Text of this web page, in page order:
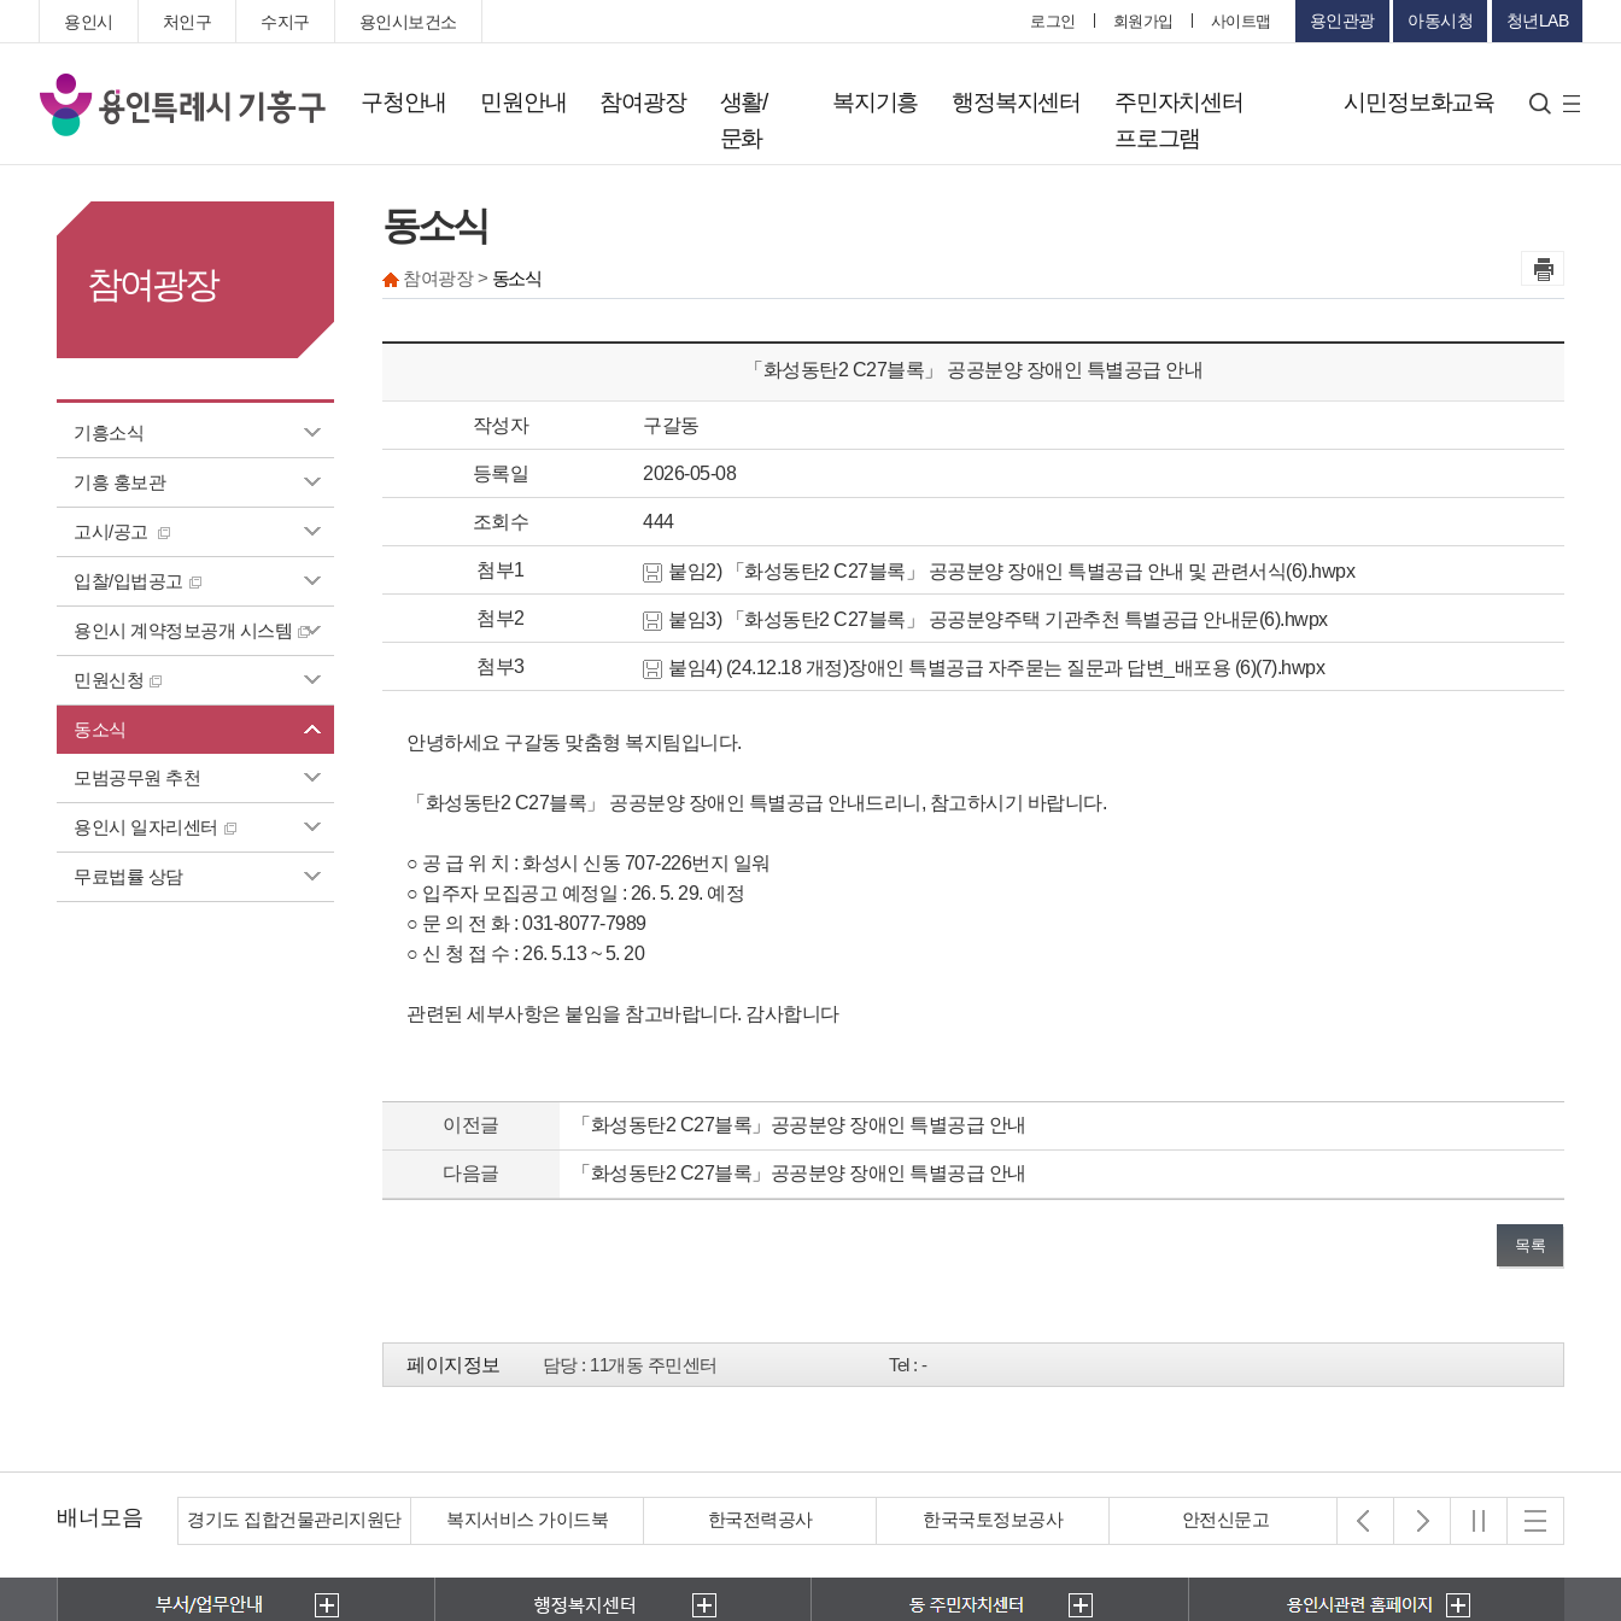
용인시 처인구 수지구 용인시보건소 로그인 회원가입 사이트맵 용인관광 아동시청 청년LAB
기
흥
구청안내 민원안내 참여광장
생활/
문화
복지기흥 행정복지센터
주민자치센터
프로그램
시민정보화교육 검색
사
트
참여광장
기흥소식
기흥 홍보관
고시/공고
입찰/입법공고
용인시 계약정보공개 시스템
민원신청
동소식
모범공무원 추천
용인시 일자리센터
무료법률 상담
동소식
참여광장 > 동소식
「화성동탄2 C27블록」 공공분양 장애인 특별공급 안내
작성자 구갈동
등록일 2026-05-08
조회수 444
첨부1 붙임2) 「화성동탄2 C27블록」 공공분양 장애인 특별공급 안내 및 관련서식(6).hwpx
첨부2 붙임3) 「화성동탄2 C27블록」 공공분양주택 기관추천 특별공급 안내문(6).hwpx
첨부3 붙임4) (24.12.18 개정)장애인 특별공급 자주묻는 질문과 답변_배포용 (6)(7).hwpx
안녕하세요 구갈동 맞춤형 복지팀입니다.
「화성동탄2 C27블록」 공공분양 장애인 특별공급 안내드리니, 참고하시기 바랍니다.
○ 공 급 위 치 : 화성시 신동 707-226번지 일워
○ 입주자 모집공고 예정일 : 26. 5. 29. 예정
○ 문 의 전 화 : 031-8077-7989
○ 신 청 접 수 : 26. 5.13 ~ 5. 20
관련된 세부사항은 붙임을 참고바랍니다. 감사합니다
이전글 「화성동탄2 C27블록」공공분양 장애인 특별공급 안내
다음글 「화성동탄2 C27블록」공공분양 장애인 특별공급 안내
목록
페이지정보 담당: 11개동 주민센터 Tel: -
배너모음 경기도 집합건물관리지원단 복지서비스 가이드북 한국전력공사 한국국토정보공사 안전신문고 아동보호전문기관